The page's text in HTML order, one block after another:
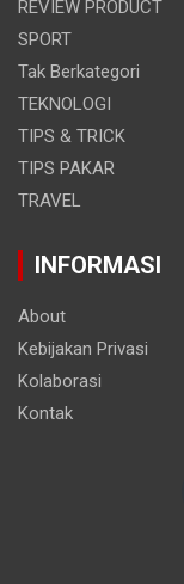
REVIEW PRODUCT
SPORT
Tak Berkategori
TEKNOLOGI
TIPS & TRICK
TIPS PAKAR
TRAVEL
INFORMASI
About
Kebijakan Privasi
Kolaborasi
Kontak